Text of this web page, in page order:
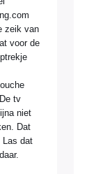
zeik van
voor de
tv
niet
Dat
Las dat